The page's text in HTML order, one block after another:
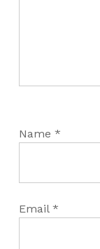
Name *
Email *